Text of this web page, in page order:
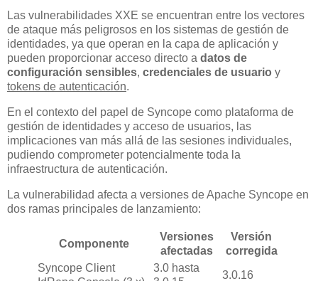
Las vulnerabilidades XXE se encuentran entre los vectores
de ataque más peligrosos en los sistemas de gestión de
identidades, ya que operan en la capa de aplicación y
pueden proporcionar acceso directo a datos de
configuración sensibles, credenciales de usuario y
tokens de autenticación.
En el contexto del papel de Syncope como plataforma de
gestión de identidades y acceso de usuarios, las
implicaciones van más allá de las sesiones individuales,
pudiendo comprometer potencialmente toda la
infraestructura de autenticación.
La vulnerabilidad afecta a versiones de Apache Syncope en
dos ramas principales de lanzamiento:
Componente
Versiones
afectadas
Versión
corregida
Syncope Client
3.0 hasta
3.0.16